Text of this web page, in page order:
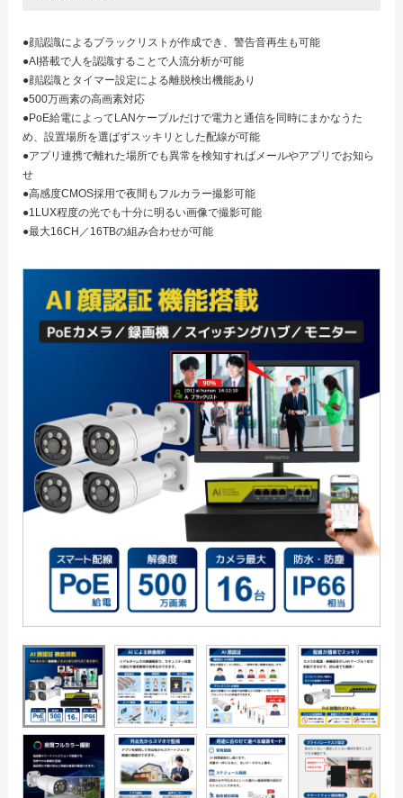
●顔認識によるブラックリストが作成でき、警告音再生も可能
●AI搭載で人を認識することで人流分析が可能
●顔認識とタイマー設定による離脱検出機能あり
●500万画素の高画素対応
●PoE給電によってLANケーブルだけで電力と通信を同時にまかなうた
め、設置場所を選ばずスッキリとした配線が可能
●アプリ連携で離れた場所でも異常を検知すればメールやアプリでお知ら
せ
●高感度CMOS採用で夜間もフルカラー撮影可能
●1LUX程度の光でも十分に明るい画像で撮影可能
●最大16CH／16TBの組み合わせが可能